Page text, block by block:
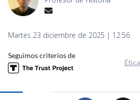
Martes 23 diciembre de 2025 | 12:56
Seguimos criterios de